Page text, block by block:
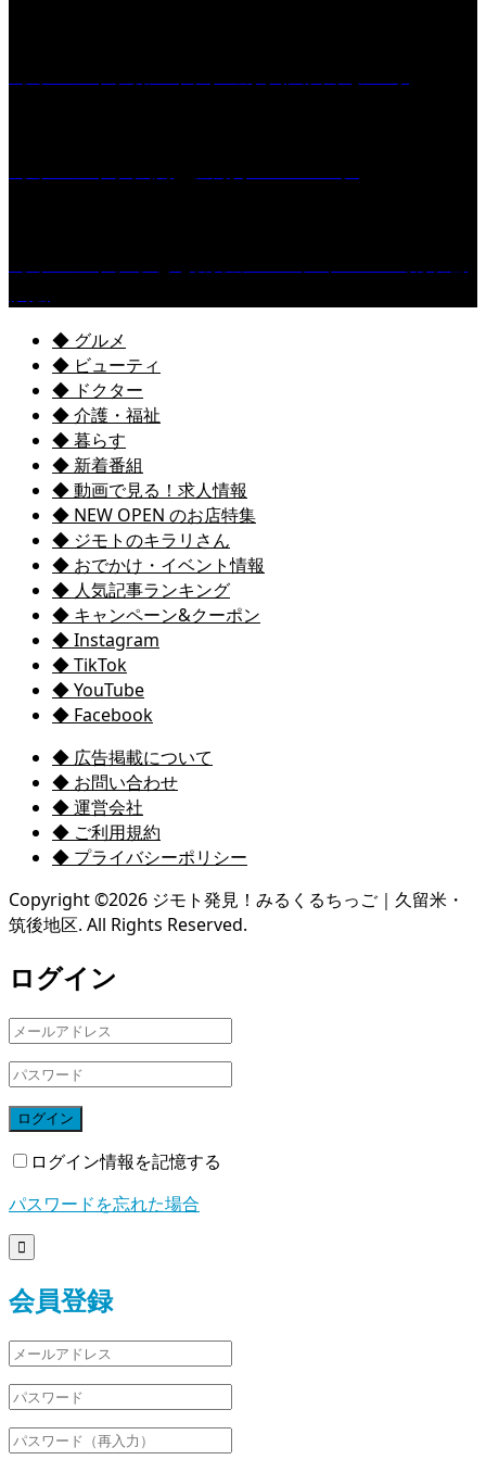
◆ グルメ
◆ ビューティ
◆ ドクター
◆ 介護・福祉
◆ 暮らす
◆ 新着番組
◆ 動画で見る！求人情報
◆ NEW OPEN のお店特集
◆ ジモトのキラリさん
◆ おでかけ・イベント情報
◆ 人気記事ランキング
◆ キャンペーン&クーポン
◆ Instagram
◆ TikTok
◆ YouTube
◆ Facebook
◆ 広告掲載について
◆ お問い合わせ
◆ 運営会社
◆ ご利用規約
◆ プライバシーポリシー
Copyright ©2026 ジモト発見！みるくるちっご｜久留米・
筑後地区. All Rights Reserved.
ログイン
ログイン
ログイン情報を記憶する
パスワードを忘れた場合

会員登録